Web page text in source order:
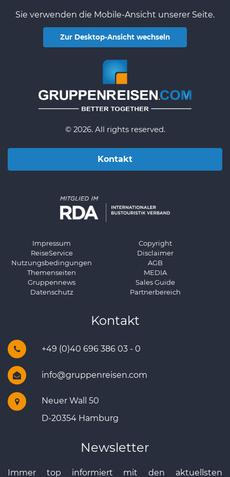
Sie verwenden die Mobile-Ansicht unserer Seite.
Zur Desktop-Ansicht wechseln
© 2026. All rights reserved.
Kontakt
Impressum
ReiseService
Nutzungsbedingungen
Themenseiten
Gruppennews
Datenschutz
Copyright
Disclaimer
AGB
MEDIA
Sales Guide
Partnerbereich
Kontakt
+49 (0)40 696 386 03 - 0
info@gruppenreisen.com
Neuer Wall 50
D-20354 Hamburg
Newsletter
Immer top informiert mit den aktuellsten